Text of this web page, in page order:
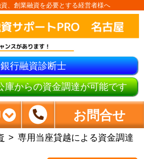
、創業融資を必要とする経営者様へ
銀行融資診断士
庫からの資金調達が可能です
お問合せ
専用当座貸越による資金調達